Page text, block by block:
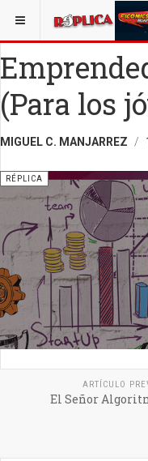
ESTÁ AQUÍ: ALEJANDRO
(Para los
MIGUEL C. MANJARREZ
RÉPLICA
ARTÍCULO
El Señor